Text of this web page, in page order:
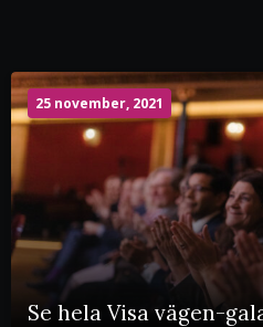
Se hela Visa vägen-
25 november, 2021